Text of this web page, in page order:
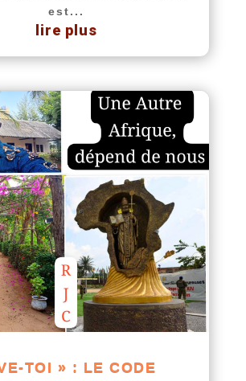
est...
lire plus
TOI » : LE CODE